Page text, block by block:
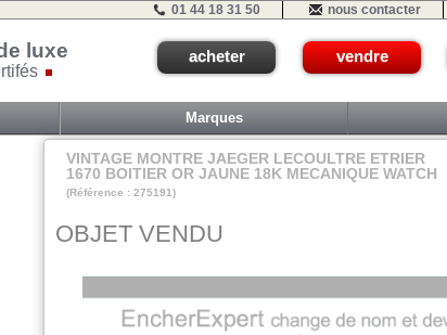
01 44 18 31 50 nous contacter
luxe acheter vendre
Marques
VINTAGE MONTRE JAEGER LECOULTRE ETRIER
1670 BOITIER OR JAUNE 18K MECANIQUE WATCH
(Référence : 275191)
OBJET VENDU